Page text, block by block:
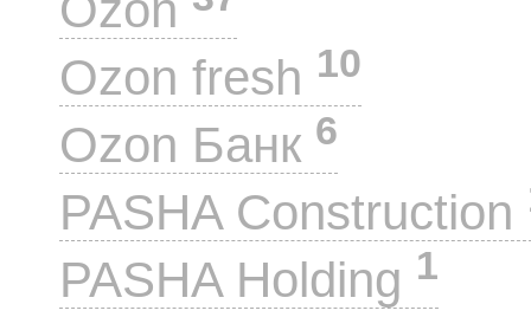
Ozon fresh 10
Ozon Банк 6
PASHA Construction
PASHA Holding 1